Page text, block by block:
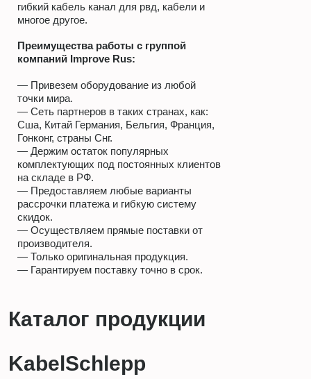
гибкий кабель канал для рвд, кабели и
многое другое.
Преимущества работы с группой
компаний Improve Rus:
— Привезем оборудование из любой
точки мира.
— Сеть партнеров в таких странах, как:
Сша, Китай Германия, Бельгия, Франция,
Гонконг, страны Снг.
— Держим остаток популярных
комплектующих под постоянных клиентов
на складе в РФ.
— Предоставляем любые варианты
рассрочки платежа и гибкую систему
скидок.
— Осуществляем прямые поставки от
производителя.
— Только оригинальная продукция.
— Гарантируем поставку точно в срок.
Каталог продукции
KabelSchlepp